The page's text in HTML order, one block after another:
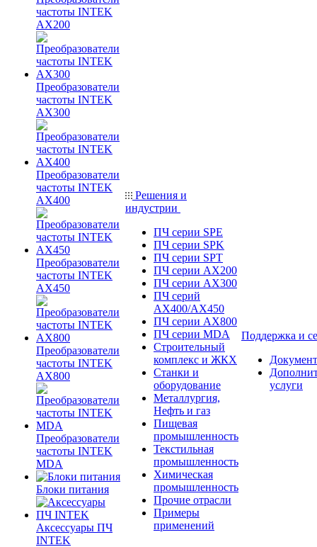
частоты INTEK
AX200
Преобразователи
частоты INTEK
AX300
Преобразователи
частоты INTEK
AX400
Преобразователи
частоты INTEK
AX450
Преобразователи
частоты INTEK
AX800
Преобразователи
частоты INTEK
MDA
Блоки питания
Аксессуары ПЧ
INTEK
Решения и
индустрии
ПЧ серии SPE
ПЧ серии SPK
ПЧ серии SPT
ПЧ серии AX200
ПЧ серии AX300
ПЧ серий
AX400/AX450
ПЧ серии AX800
ПЧ серии MDA
Строительный
комплекс и ЖКХ
Станки и
оборудование
Металлургия,
Нефть и газ
Пищевая
промышленность
Текстильная
промышленность
Химическая
промышленность
Прочие отрасли
Примеры
применений
Поддержка и
услуги